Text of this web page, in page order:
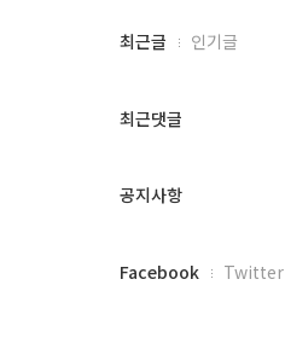
최
과
글
최근글 인기글
최근댓글
공지사항
페
Facebook Twitter